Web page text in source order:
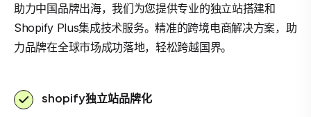
助力中国品牌出海，我们为您提供专业的独立站搭建和
Shopify Plus集成技术服务。精准的跨境电商解决方案，助
力品牌在全球市场成功落地，轻松跨越国界。
shopify独立站品牌化